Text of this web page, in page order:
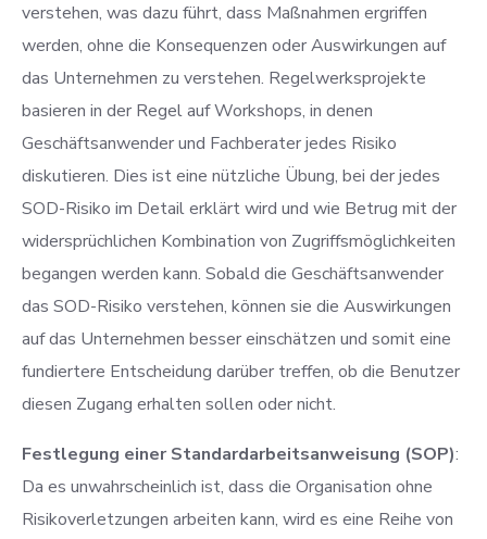
verstehen, was dazu führt, dass Maßnahmen ergriffen
werden, ohne die Konsequenzen oder Auswirkungen auf
das Unternehmen zu verstehen. Regelwerksprojekte
basieren in der Regel auf Workshops, in denen
Geschäftsanwender und Fachberater jedes Risiko
diskutieren. Dies ist eine nützliche Übung, bei der jedes
SOD-Risiko im Detail erklärt wird und wie Betrug mit der
widersprüchlichen Kombination von Zugriffsmöglichkeiten
begangen werden kann. Sobald die Geschäftsanwender
das SOD-Risiko verstehen, können sie die Auswirkungen
auf das Unternehmen besser einschätzen und somit eine
fundiertere Entscheidung darüber treffen, ob die Benutzer
diesen Zugang erhalten sollen oder nicht.
Festlegung einer Standardarbeitsanweisung (SOP):
Da es unwahrscheinlich ist, dass die Organisation ohne
Risikoverletzungen arbeiten kann, wird es eine Reihe von